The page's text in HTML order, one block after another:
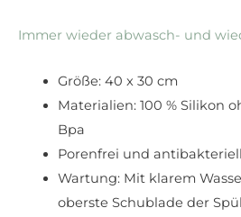
Immer wieder abwasch- und
Größe: 40 x 30 cm
Materialien: 100 % Silikon
Bpa
Porenfrei und antibakteriell
Wartung: Mit klarem
oberste Schublade der